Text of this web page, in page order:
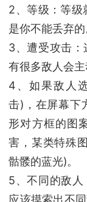
2、等级：等级
是你不能丢弃的
3、遭受攻击：
有很多敌人会主
4、如果敌人
击)，在屏幕下
形对方框的图
害，某类特殊
骷髅的蓝光)。
5、不同的敌人
应该摸索出不